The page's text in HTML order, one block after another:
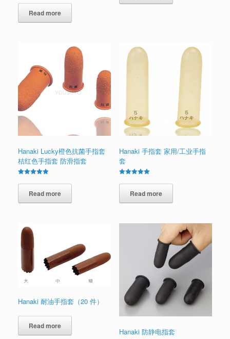
5.00
out of 5Read more
Hanaki Lucky橙色抗菌手指套
桔红色手指套 防滑指套
5.00
out of 5Read more
Hanaki 手指套 家用/工业手指
套
5.00
out of 5Read more
Hanaki 耐油手指套（20 件）
Read more
Hanaki 防静电指套